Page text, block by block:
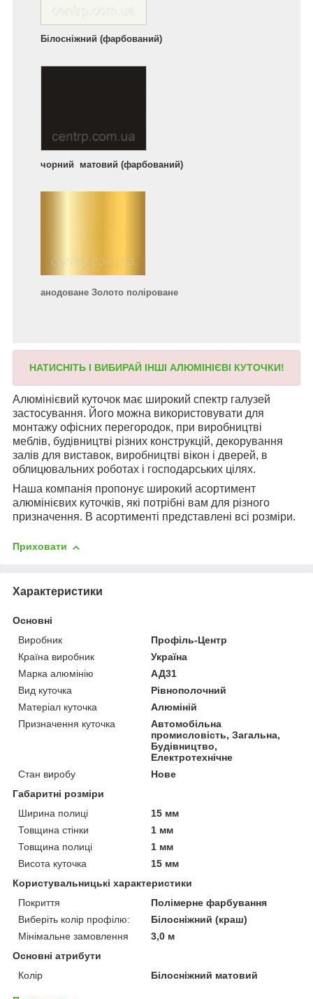
Білосніжний (фарбований)
чорний матовий (фарбований)
анодоване Золото поліроване
НАТИСНІТЬ І ВИБИРАЙ ІНШІ АЛЮМІНІЄВІ КУТОЧКИ!
Алюмінієвий куточок має широкий спектр галузей
застосування. Його можна використовувати для
монтажу офісних перегородок, при виробництві
меблів, будівництві різних конструкцій, декорування
залів для виставок, виробництві вікон і дверей, в
облицювальних роботах і господарських цілях.
Наша компанія пропонує широкий асортимент
алюмінієвих куточків, які потрібні вам для різного
призначення. В асортименті представлені всі розміри.
Приховати
Характеристики
Основні
Виробник
Профіль-Центр
Країна виробник
Україна
Марка алюмінію
АД31
Вид куточка
Рівнополочний
Матеріал куточка
Алюміній
Призначення куточка
Автомобільна
промисловість, Загальна,
Будівництво,
Електротехнічне
Стан виробу
Нове
Габаритні розміри
Ширина полиці
15 мм
Товщина стінки
1 мм
Товщина полиці
1 мм
Висота куточка
15 мм
Користувальницькі характеристики
Покриття
Полімерне фарбування
Виберіть колір профілю:
Білосніжний (краш)
Мінімальне замовлення
3,0 м
Основні атрибути
Колір
Білосніжний матовий